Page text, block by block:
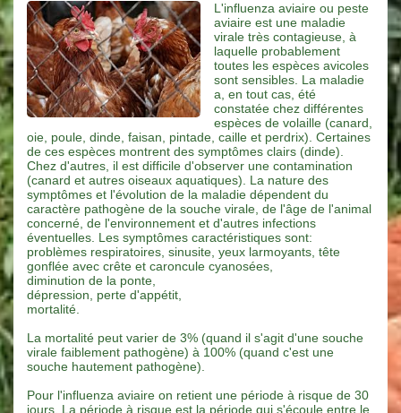
L'influenza aviaire ou peste
aviaire est une maladie
virale très contagieuse, à
laquelle probablement
toutes les espèces avicoles
sont sensibles. La maladie
a, en tout cas, été
constatée chez différentes
espèces de volaille (canard,
oie, poule, dinde, faisan, pintade, caille et perdrix). Certaines
de ces espèces montrent des symptômes clairs (dinde).
Chez d'autres, il est difficile d'observer une contamination
(canard et autres oiseaux aquatiques). La nature des
symptômes et l'évolution de la maladie dépendent du
caractère pathogène de la souche virale, de l'âge de l'animal
concerné, de l'environnement et d'autres infections
éventuelles. Les symptômes caractéristiques sont:
problèmes respiratoires, sinusite, yeux larmoyants, tête
gonflée avec crête et caroncule cyanosées,
diminution de la ponte,
dépression, perte d'appétit,
mortalité.
La mortalité peut varier de 3% (quand il s'agit d'une souche
virale faiblement pathogène) à 100% (quand c'est une
souche hautement pathogène).
Pour l'influenza aviaire on retient une période à risque de 30
jours. La période à risque est la période qui s'écoule entre le